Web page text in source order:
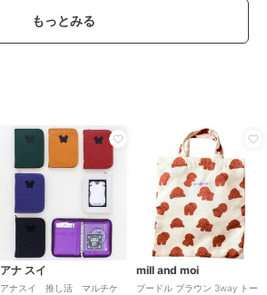
もっとみる
アナ スイ
アナスイ 推し活 マルチケ
mill and moi
プードル ブラウン 3way トー